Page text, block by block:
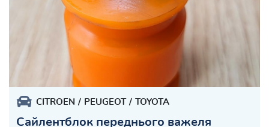
CITROEN PEUGEOT TOYOTA
Сайлентблок переднього важеля